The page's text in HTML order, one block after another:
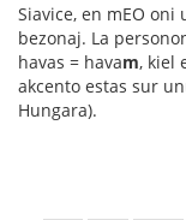
Siavice, en mEO
bezonaj. La
havas = havam, kiel
akcento estas sur
Hungara).